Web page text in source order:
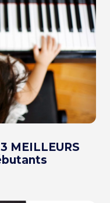
MEILLEURS